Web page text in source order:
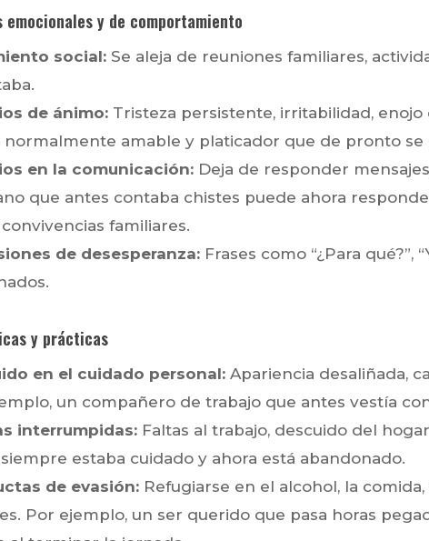
emocionales y de comportamiento
social: Se aleja de reuniones familiares,
de ánimo: Tristeza persistente, irritabilidad,
normalmente amable y platicador que de pronto se
en la comunicación: Deja de responder
que antes contaba chistes puede ahora
familiares.
de desesperanza: Frases como “¿Para
y prácticas
en el cuidado personal: Apariencia desaliñada,
un compañero de trabajo que antes vestía
interrumpidas: Faltas al trabajo, descuido del
estaba cuidado y ahora está abandonado.
de evasión: Refugiarse en el alcohol, la
Por ejemplo, un ser querido que pasa horas